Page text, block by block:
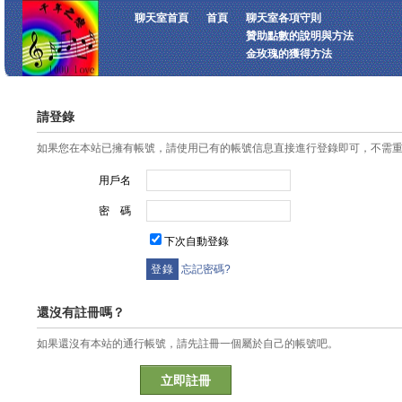
聊天室首頁 首頁
聊天室各項守則
贊助點數的說明與方法
金玫瑰的獲得方法
請登錄
如果您在本站已擁有帳號，請使用已有的帳號信息直接進行登錄即可，不需
用戶名
密 碼
下次自動登錄
忘記密碼?
還沒有註冊嗎？
如果還沒有本站的通行帳號，請先註冊一個屬於自己的帳號吧。
立即註冊